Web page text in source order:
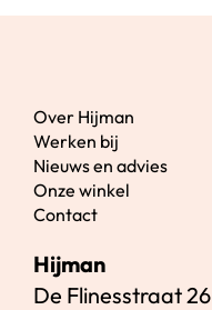
Over Hijman
Werken bij
Nieuws en advies
Onze winkel
Contact
Hijman
De Flinesstraat 26